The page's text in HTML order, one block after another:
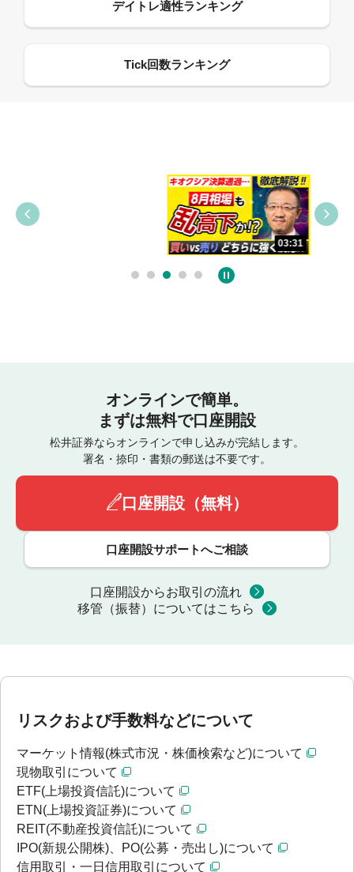
03:31
オンラインで簡単。
まずは無料で口座開設
松井証券ならオンラインで申し込みが完結します。
署名・捺印・書類の郵送は不要です。
口座開設（無料）
口座開設サポートへご相談
口座開設からお取引の流れ
移管（振替）についてはこちら
リスクおよび手数料などについて
マーケット情報(株式市況・株価検索など)について
現物取引について
ETF(上場投資信託)について
ETN(上場投資証券)について
REIT(不動産投資信託)について
IPO(新規公開株)、PO(公募・売出し)について
信用取引・一日信用取引について